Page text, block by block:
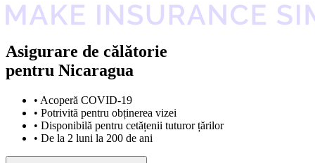
Asigurare de călătorie
pentru Nicaragua
• Acoperă COVID-19
• Potrivită pentru obținerea vizei
• Disponibilă pentru cetățenii tuturor țărilor
• De la 2 luni la 200 de ani